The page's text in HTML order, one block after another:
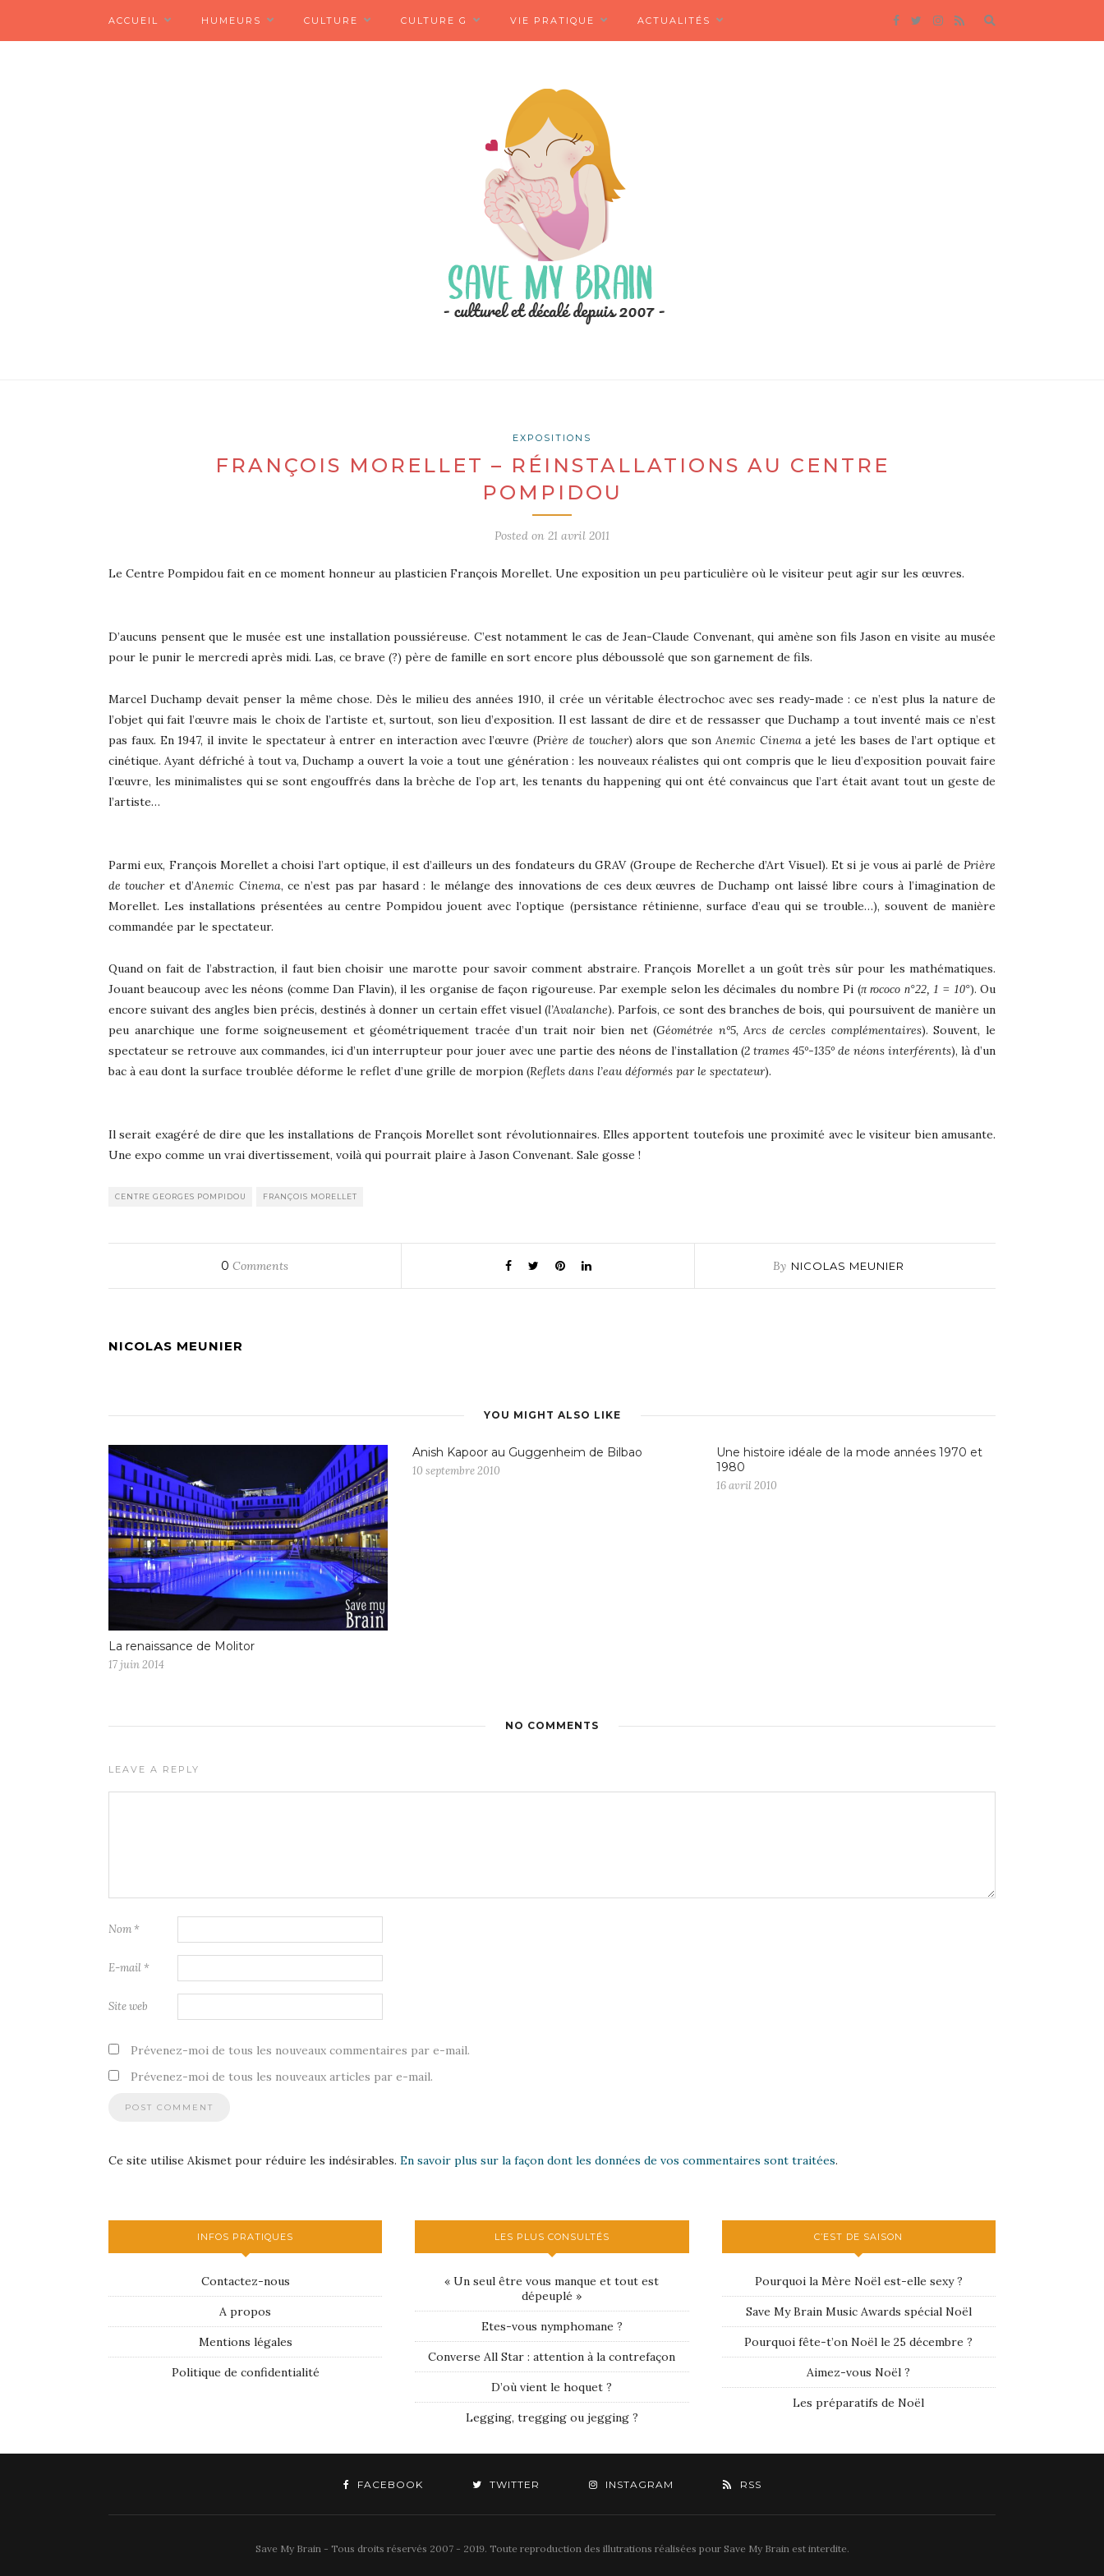
ACCUEIL HUMEURS CULTURE CULTURE G VIE PRATIQUE ACTUALITÉS
EXPOSITIONS
FRANÇOIS MORELLET – RÉINSTALLATIONS AU CENTRE
POMPIDOU
Posted on 21 avril 2011
Le Centre Pompidou fait en ce moment honneur au plasticien François Morellet. Une exposition un peu particulière où le visiteur peut agir sur les œuvres.
D’aucuns pensent que le musée est une installation poussiéreuse. C’est notamment le cas de Jean-Claude Convenant, qui amène son fils Jason en visite au musée
pour le punir le mercredi après midi. Las, ce brave (?) père de famille en sort encore plus déboussolé que son garnement de fils.
Marcel Duchamp devait penser la même chose. Dès le milieu des années 1910, il crée un véritable électrochoc avec ses ready-made : ce n’est plus la nature de
l’objet qui fait l’œuvre mais le choix de l’artiste et, surtout, son lieu d’exposition. Il est lassant de dire et de ressasser que Duchamp a tout inventé mais ce n’est
pas faux. En 1947, il invite le spectateur à entrer en interaction avec l’œuvre (Prière de toucher) alors que son Anemic Cinemaa jeté les bases de l’art optique et
cinétique. Ayant défriché à tout va, Duchamp a ouvert la voie a tout une génération : les nouveaux réalistes qui ont compris que le lieu d’exposition pouvait faire
l’œuvre, les minimalistes qui se sont engouffrés dans la brèche de l’op art, les tenants du happening qui ont été convaincus que l’art était avant tout un geste de
l’artiste…
Parmi eux, François Morellet a choisi l’art optique, il est d’ailleurs un des fondateurs du GRAV (Groupe de Recherche d’Art Visuel). Et si je vous ai parlé de Prière
de toucheret d’Anemic Cinema, ce n’est pas par hasard : le mélange des innovations de ces deux œuvres de Duchamp ont laissé libre cours à l’imagination de
Morellet. Les installations présentées au centre Pompidou jouent avec l’optique (persistance rétinienne, surface d’eau qui se trouble…), souvent de manière
commandée par le spectateur.
Quand on fait de l’abstraction, il faut bien choisir une marotte pour savoir comment abstraire. François Morellet a un goût très sûr pour les mathématiques.
Jouant beaucoup avec les néons (comme Dan Flavin), il les organise de façon rigoureuse. Par exemple selon les décimales du nombre Pi (π rococo n°22, 1 = 10°). Ou
encore suivant des angles bien précis, destinés à donner un certain effet visuel (l’Avalanche). Parfois, ce sont des branches de bois, qui poursuivent de manière un
peu anarchique une forme soigneusement et géométriquement tracée d’un trait noir bien net (Géométrée n°5, Arcs de cercles complémentaires). Souvent, le
spectateur se retrouve aux commandes, ici d’un interrupteur pour jouer avec une partie des néons de l’installation (2 trames 45°-135° de néons interférents), là d’un
bac à eau dont la surface troublée déforme le reflet d’une grille de morpion (Reflets dans l’eau déformés par le spectateur).
Il serait exagéré de dire que les installations de François Morellet sont révolutionnaires. Elles apportent toutefois une proximité avec le visiteur bien amusante.
Une expo comme un vrai divertissement, voilà qui pourrait plaire à Jason Convenant. Sale gosse !
CENTRE GEORGES POMPIDOU FRANÇOIS MORELLET
0 Comments By NICOLAS MEUNIER
NICOLAS MEUNIER
YOU MIGHT ALSO LIKE
La renaissance de Molitor
17 juin 2014
Anish Kapoor au Guggenheim de Bilbao
10 septembre 2010
Une histoire idéale de la mode années 1970 et
1980
16 avril 2010
NO COMMENTS
LEAVE A REPLY
Nom *
E-mail *
Site web
Prévenez-moi de tous les nouveaux commentaires par e-mail.
Prévenez-moi de tous les nouveaux articles par e-mail.
Ce site utilise Akismet pour réduire les indésirables. En savoir plus sur la façon dont les données de vos commentaires sont traitées.
INFOS PRATIQUES
Contactez-nous
A propos
Mentions légales
Politique de confidentialité
LES PLUS CONSULTÉS
« Un seul être vous manque et tout est
dépeuplé »
Etes-vous nymphomane ?
Converse All Star : attention à la contrefaçon
D’où vient le hoquet ?
Legging, tregging ou jegging ?
C’EST DE SAISON
Pourquoi la Mère Noël est-elle sexy ?
Save My Brain Music Awards spécial Noël
Pourquoi fête-t’on Noël le 25 décembre ?
Aimez-vous Noël ?
Les préparatifs de Noël
FACEBOOK TWITTER INSTAGRAM RSS
Save My Brain - Tous droits réservés 2007 - 2019. Toute reproduction des illutrations réalisées pour Save My Brain est interdite.